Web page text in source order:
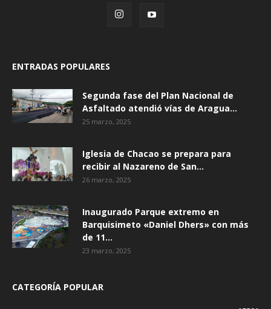
ENTRADAS POPULARES
Segunda fase del Plan Nacional de
Asfaltado atendió vías de Aragua...
25 marzo, 2025
Iglesia de Chacao se prepara para
recibir al Nazareno de San...
26 marzo, 2025
Inaugurado Parque extremo en
Barquisimeto «Daniel Dhers» con más
de 11...
23 marzo, 2025
CATEGORÍA POPULAR